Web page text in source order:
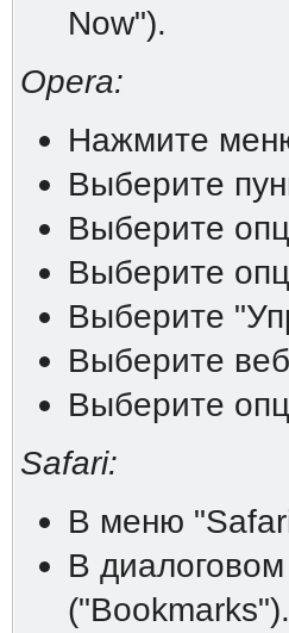
Now").
Opera:
Нажмите
Выберите
Выберите
Выберите
Выберите
Выберите
Выберите
Safari:
В меню
В
("Bookmarks").